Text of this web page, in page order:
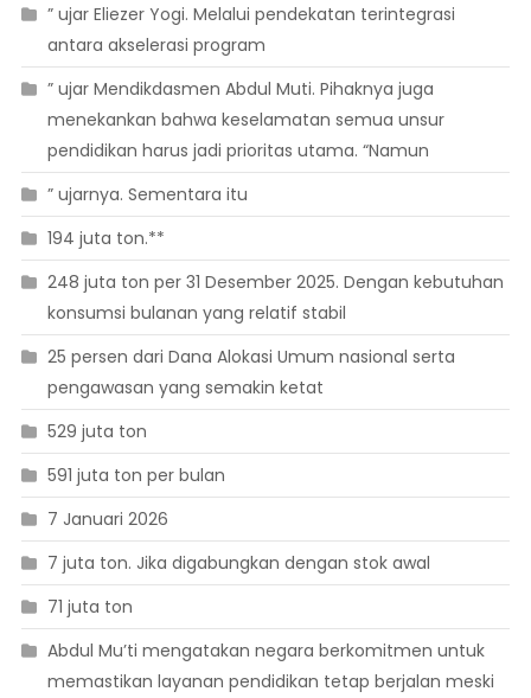
” ujar Eliezer Yogi. Melalui pendekatan terintegrasi
antara akselerasi program
” ujar Mendikdasmen Abdul Muti. Pihaknya juga
menekankan bahwa keselamatan semua unsur
pendidikan harus jadi prioritas utama. “Namun
” ujarnya. Sementara itu
194 juta ton.**
248 juta ton per 31 Desember 2025. Dengan kebutuhan
konsumsi bulanan yang relatif stabil
25 persen dari Dana Alokasi Umum nasional serta
pengawasan yang semakin ketat
529 juta ton
591 juta ton per bulan
7 Januari 2026
7 juta ton. Jika digabungkan dengan stok awal
71 juta ton
Abdul Mu’ti mengatakan negara berkomitmen untuk
memastikan layanan pendidikan tetap berjalan meski